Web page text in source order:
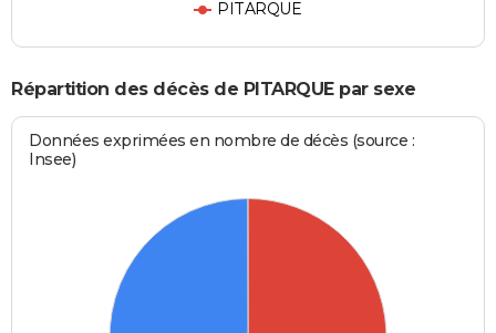
PITARQUE
Répartition des décès de PITARQUE par sexe
Données exprimées en nombre de décès (source :
Insee)